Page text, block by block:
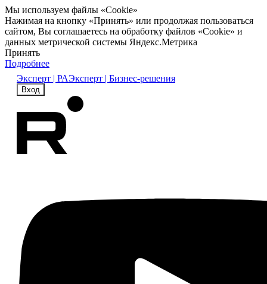
Мы используем файлы «Cookie»
Нажимая на кнопку «Принять» или продолжая пользоваться
сайтом, Вы соглашаетесь на обработку файлов «Cookie» и
данных метрической системы Яндекс.Метрика
Принять
Подробнее
Эксперт | РАЭксперт | Бизнес-решения
Вход